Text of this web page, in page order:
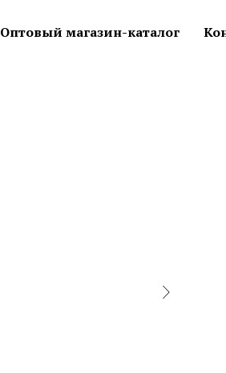
Оптовый магазин-каталог